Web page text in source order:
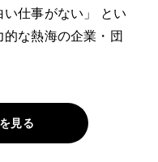
い仕事がない」 とい
な熱海の企業・団
見る